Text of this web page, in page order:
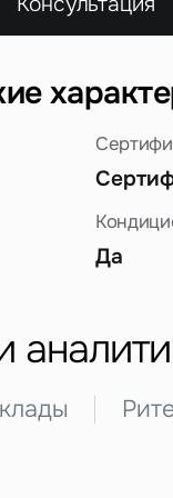
Да
свой
поле